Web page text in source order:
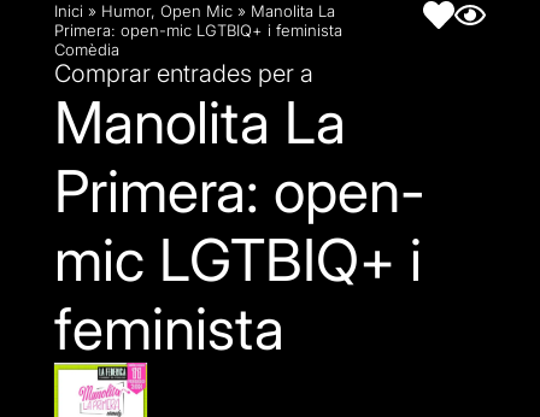
Inici » Humor, Open Mic » Manolita La
Primera: open-mic LGTBIQ+ i feminista
Comèdia
Comprar entrades per a
Manolita La
Primera: open-
mic LGTBIQ+ i
feminista